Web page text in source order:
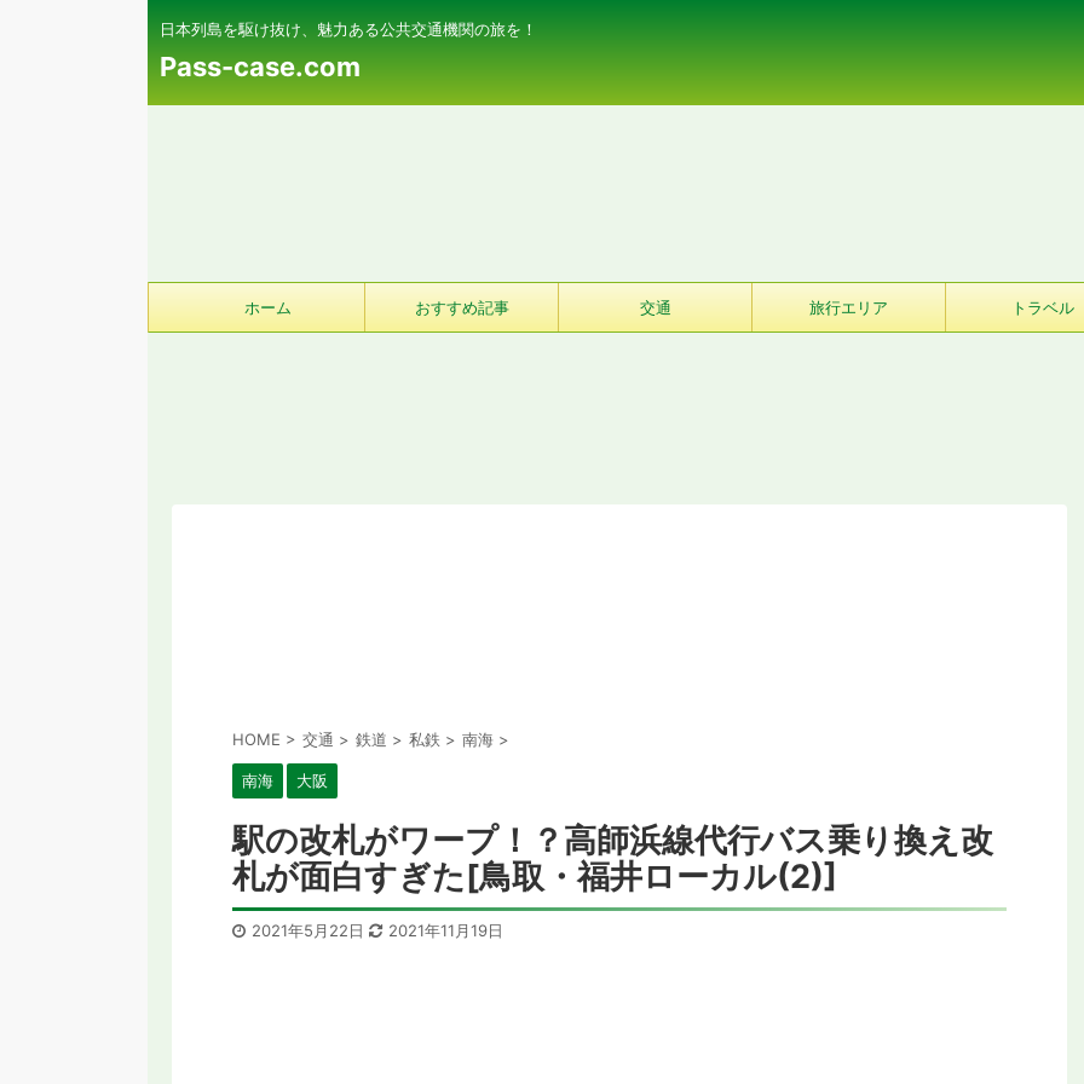
日本列島を駆け抜け、魅力ある公共交通機関の旅を！
Pass-case.com
ホーム おすすめ記事 交通 旅行エリア トラベル
HOME > 交通 > 鉄道 > 私鉄 > 南海 >
南海 大阪
駅の改札がワープ！？高師浜線代行バス乗り換え改
札が面白すぎた[鳥取・福井ローカル(2)]
2021年5月22日 2021年11月19日